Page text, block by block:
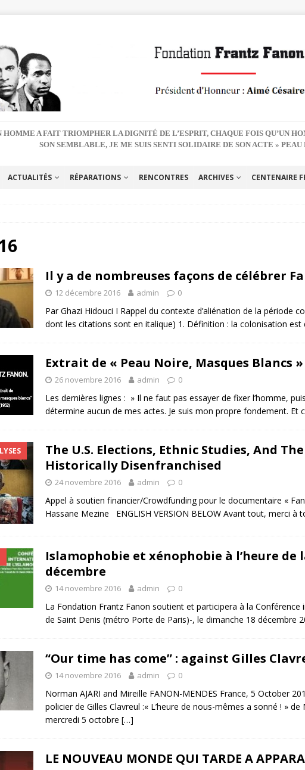
HOMME A FAIT TRIOMPHER LA DIGNITÉ DE L’ESPRIT, CHAQUE FOIS QU’UN
SON SEMBLABLE, JE ME SUIS SENTI SOLIDAIRE DE SON ACTE » PEAU
ACTUALITÉS RÉPARATIONS RENCONTRES ARCHIVES CENTENAIRE
Il y a de nombreuses façons de célébrer
12 décembre 2016 admin 0
Par Ghazi Hidouci I Rappel du contexte d’aliénation de la période
dont les citations sont en italique) 1. Définition : la colonisation est
Extrait de « Peau Noire, Masques Blancs »
26 novembre 2016 admin 0
Les dernières lignes : » Il ne faut pas essayer de fixer l’homme,
détermine aucun de mes actes. Je suis mon propre fondement. Et
The U.S. Elections, Ethnic Studies, And
Historically Disenfranchised
24 novembre 2016 admin 0
Appel à soutien financier/Crowdfunding pour le documentaire «
Hassane Mezine ENGLISH VERSION BELOW Avant tout, merci
Islamophobie et xénophobie à l’heure
décembre
14 novembre 2016 admin 0
La Fondation Frantz Fanon soutient et participera à la
de Saint Denis (métro Porte de Paris)-, le dimanche 18 décembre
“Our time has come” : against Gilles
14 novembre 2016 admin 0
Norman AJARI and Mireille FANON-MENDES France, 5 October
policier de Gilles Clavreul :« L’heure de nous-mêmes a sonné ! »
mercredi 5 octobre […]
LE NOUVEAU MONDE QUI TARDE A